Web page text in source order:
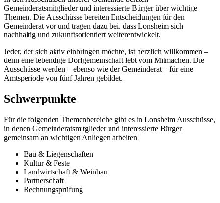
Gemeinderatsmitglieder und interessierte Bürger über wichtige
Themen. Die Ausschüsse bereiten Entscheidungen für den
Gemeinderat vor und tragen dazu bei, dass Lonsheim sich
nachhaltig und zukunftsorientiert weiterentwickelt.
Jeder, der sich aktiv einbringen möchte, ist herzlich willkommen –
denn eine lebendige Dorfgemeinschaft lebt vom Mitmachen. Die
Ausschüsse werden – ebenso wie der Gemeinderat – für eine
Amtsperiode von fünf Jahren gebildet.
Schwerpunkte
Für die folgenden Themenbereiche gibt es in Lonsheim Ausschüsse,
in denen Gemeinderatsmitglieder und interessierte Bürger
gemeinsam an wichtigen Anliegen arbeiten:
Bau & Liegenschaften
Kultur & Feste
Landwirtschaft & Weinbau
Partnerschaft
Rechnungsprüfung